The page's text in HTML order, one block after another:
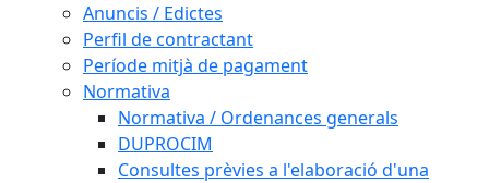
Anuncis / Edictes
Perfil de contractant
Període mitjà de pagament
Normativa
Normativa / Ordenances generals
DUPROCIM
Consultes prèvies a l'elaboració d'una